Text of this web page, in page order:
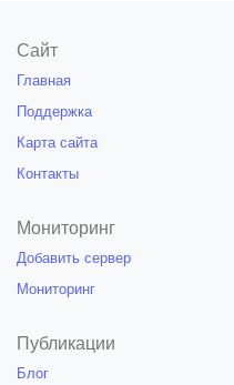
Сайт
Главная
Поддержка
Карта сайта
Контакты
Мониторинг
Добавить сервер
Мониторинг
Публикации
Блог